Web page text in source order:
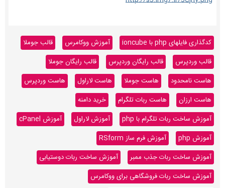
کدگذاری فایلهای php با ioncube آموزش ووکامرس
قالب جوملا
قالب وردپرس
قالب رایگان وردپرس
قالب رایگان جوملا
هاست نامحدود
هاست جوملا هاست لاراول
هاست وردپرس
هاست ارزان
هاست ربات تلگرام
خرید دامنه
آموزش ساخت ربات تلگرام با php
آموزش لاراول
آموزش cPanel
آموزش php
آموزش فرم ساز RSform
آموزش ساخت ربات جذب ممبر
آموزش ساخت ربات دوستیابی
آموزش ساخت ربات فروشگاهی برای ووکامرس